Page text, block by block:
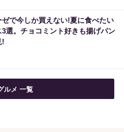
ゼで今しか買えない!夏に食べたい
3選。チョコミント好きも揚げパン
!
ルメ 一覧